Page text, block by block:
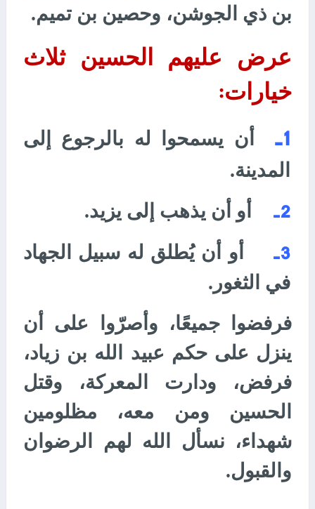
بن ذي الجوشن، وحصين بن تميم.
عرض عليهم الحسين ثلاث
خيارات:
1-
أن يسمحوا له بالرجوع إلى
المدينة.
2- أو أن يذهب إلى يزيد.
3-
أو أن يُطلق له سبيل الجهاد
في الثغور.
فرفضوا جميعًا، وأصرّوا على أن
ينزل على حكم عبيد الله بن زياد،
فرفض، ودارت المعركة، وقتل
الحسين ومن معه، مظلومين
شهداء، نسأل الله لهم الرضوان
والقبول.